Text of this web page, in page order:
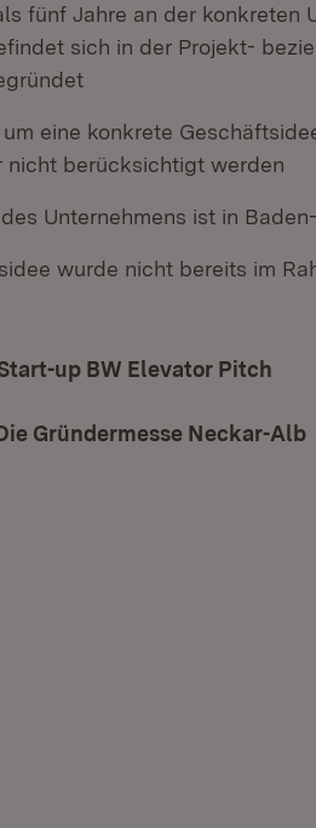
fünf Jahre an der konkreten
sich in der Projekt-
eine konkrete
nicht berücksichtigt werden
Unternehmens ist in
wurde nicht bereits im
up BW Elevator Pitch
Gründermesse Neckar-Alb